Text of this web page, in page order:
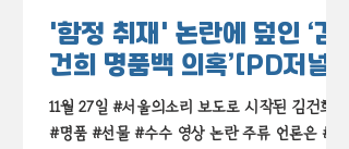
'함정 취재' 논란에 덮인 ‘김
건희 명품백 의혹’[PD저널]
11월 27일 #서울의소리 보도로 시작된 김건희 씨
#명품 #선물 #수수 영상 논란 주류 언론은 #함